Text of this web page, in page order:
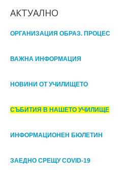
АКТУАЛНО
ОРГАНИЗАЦИЯ ОБРАЗ. ПРОЦЕС
ВАЖНА ИНФОРМАЦИЯ
НОВИНИ ОТ УЧИЛИЩЕТО
СЪБИТИЯ В НАШЕТО УЧИЛИЩЕ
ИНФОРМАЦИОНЕН БЮЛЕТИН
ЗАЕДНО СРЕЩУ COVID-19